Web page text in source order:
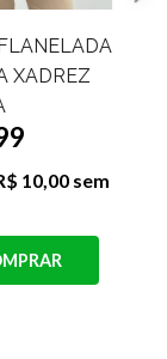
XADREZ
10,00 sem